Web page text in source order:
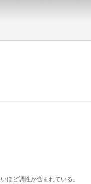
ほど調性が含まれている。